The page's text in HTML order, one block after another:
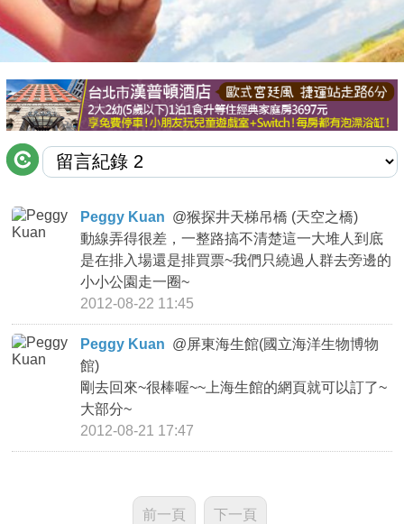
商家合作
推薦景點
討論區
聯絡我們
APP下載
Peggy Kuan @猴探井天梯吊橋 (天空之橋)
動線弄得很差，一整路搞不清楚這一大堆人到底
是在排入場還是排買票~我們只繞過人群去旁邊的
小小公園走一圈~
2012-08-22 11:45
Peggy Kuan @屏東海生館(國立海洋生物博物
館)
剛去回來~很棒喔~~上海生館的網頁就可以訂了~
大部分~
2012-08-21 17:47
前一頁 下一頁